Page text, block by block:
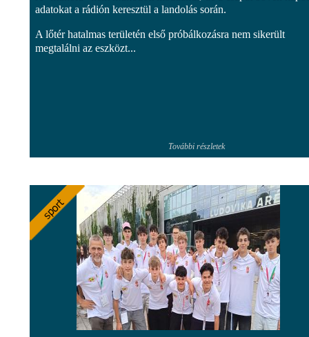
adatokat a rádión keresztül a landolás során.
A lőtér hatalmas területén első próbálkozásra nem sikerült
megtalálni az eszközt...
További részletek